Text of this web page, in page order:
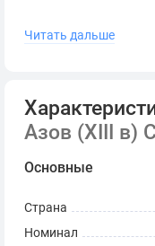
Гурт:300 рифлений
Читать дальше
Азов (XIII в)
Основные
Страна
Номинал